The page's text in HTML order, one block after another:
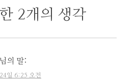
2개의 생각
님의 말:
일 6:25 오전